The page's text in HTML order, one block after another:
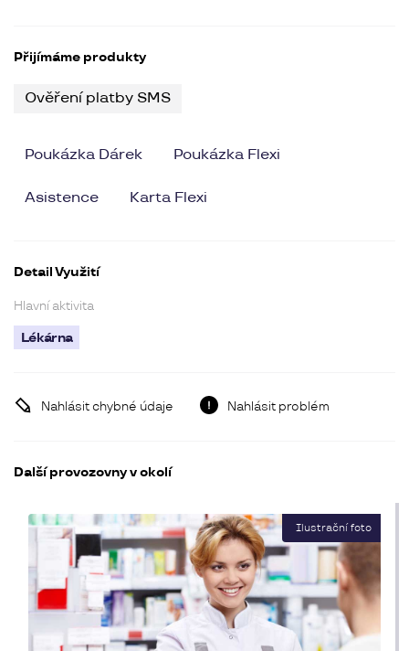
Přijímáme produkty
Ověření platby SMS
Poukázka Dárek Poukázka Flexi
Asistence Karta Flexi
Detail Využití
Hlavní aktivita
Lékárna
Nahlásit chybné údaje Nahlásit problém
Další provozovny v okolí